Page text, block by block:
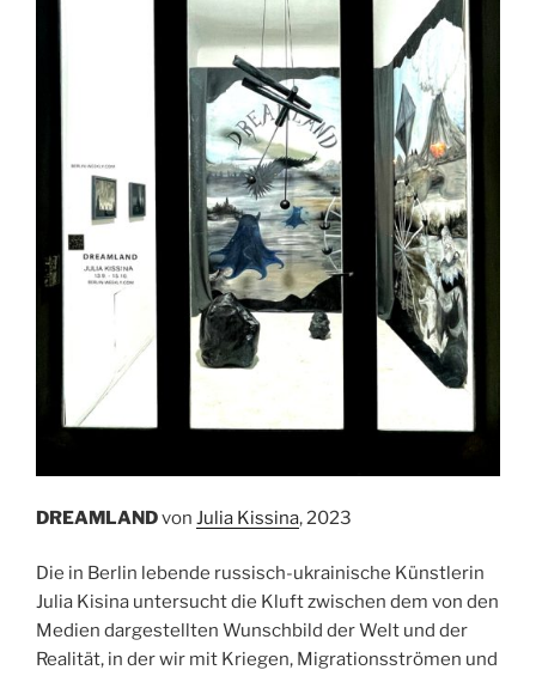
DREAMLANDvon Julia Kissina, 2023
Die in Berlin lebende russisch-ukrainische Künstlerin
Julia Kisina untersucht die Kluft zwischen dem von den
Medien dargestellten Wunschbild der Welt und der
Realität, in der wir mit Kriegen, Migrationsströmen und